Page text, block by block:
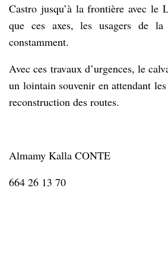
Castro jusqu’à la frontière avec le
que ces axes, les usagers de la
constamment.
Avec ces travaux d’urgences, le
un lointain souvenir en attendant
reconstruction des routes.
Almamy Kalla CONTE
664 26 13 70